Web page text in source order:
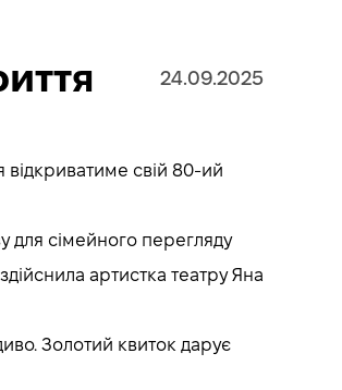
24.09.2025
відкриватиме свій 80-ий
для сімейного перегляду
артистка театру Яна
Золотий квиток дарує